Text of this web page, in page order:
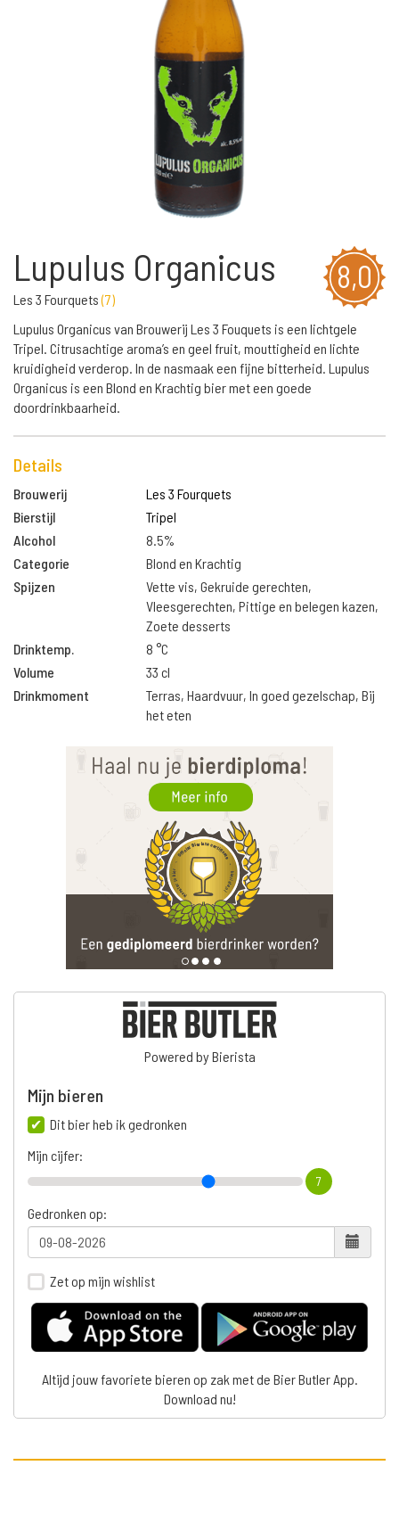
8,0
Lupulus Organicus
Les 3 Fourquets(7)
Lupulus Organicus van Brouwerij Les 3 Fouquets is een lichtgele
Tripel. Citrusachtige aroma’s en geel fruit, mouttigheid en lichte
kruidigheid verderop. In de nasmaak een fijne bitterheid. Lupulus
Organicus is een Blond en Krachtig bier met een goede
doordrinkbaarheid.
Details
Brouwerij
Les 3 Fourquets
Bierstijl
Tripel
Alcohol
8.5%
Categorie
Blond en Krachtig
Spijzen
Vette vis, Gekruide gerechten,
Vleesgerechten, Pittige en belegen kazen,
Zoete desserts
Drinktemp.
8 °C
Volume
33 cl
Drinkmoment
Terras, Haardvuur, In goed gezelschap, Bij
het eten
Powered by Bierista
Mijn bieren
Dit bier heb ik gedronken
Mijn cijfer:
7
Gedronken op:
Zet op mijn wishlist
Altijd jouw favoriete bieren op zak met de Bier Butler App.
Download nu!